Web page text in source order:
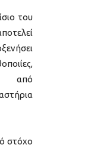
του
από
στόχο